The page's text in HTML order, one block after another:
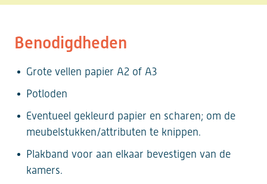
Benodigdheden
Grote vellen papier A2 of A3
Potloden
Eventueel gekleurd papier en scharen; om de
meubelstukken/attributen te knippen.
Plakband voor aan elkaar bevestigen van de
kamers.